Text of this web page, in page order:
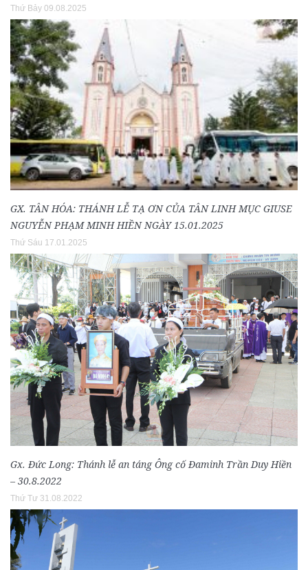
Thứ Bảy 09.08.2025
GX. TÂN HÓA: THÁNH LỄ TẠ ƠN CỦA TÂN LINH MỤC GIUSE
NGUYỄN PHẠM MINH HIỀN NGÀY 15.01.2025
Thứ Sáu 17.01.2025
Gx. Đức Long: Thánh lễ an táng Ông cố Đaminh Trần Duy Hiền
– 30.8.2022
Thứ Tư 31.08.2022